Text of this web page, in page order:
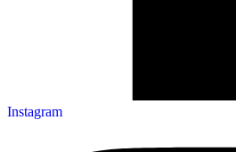
Instagram